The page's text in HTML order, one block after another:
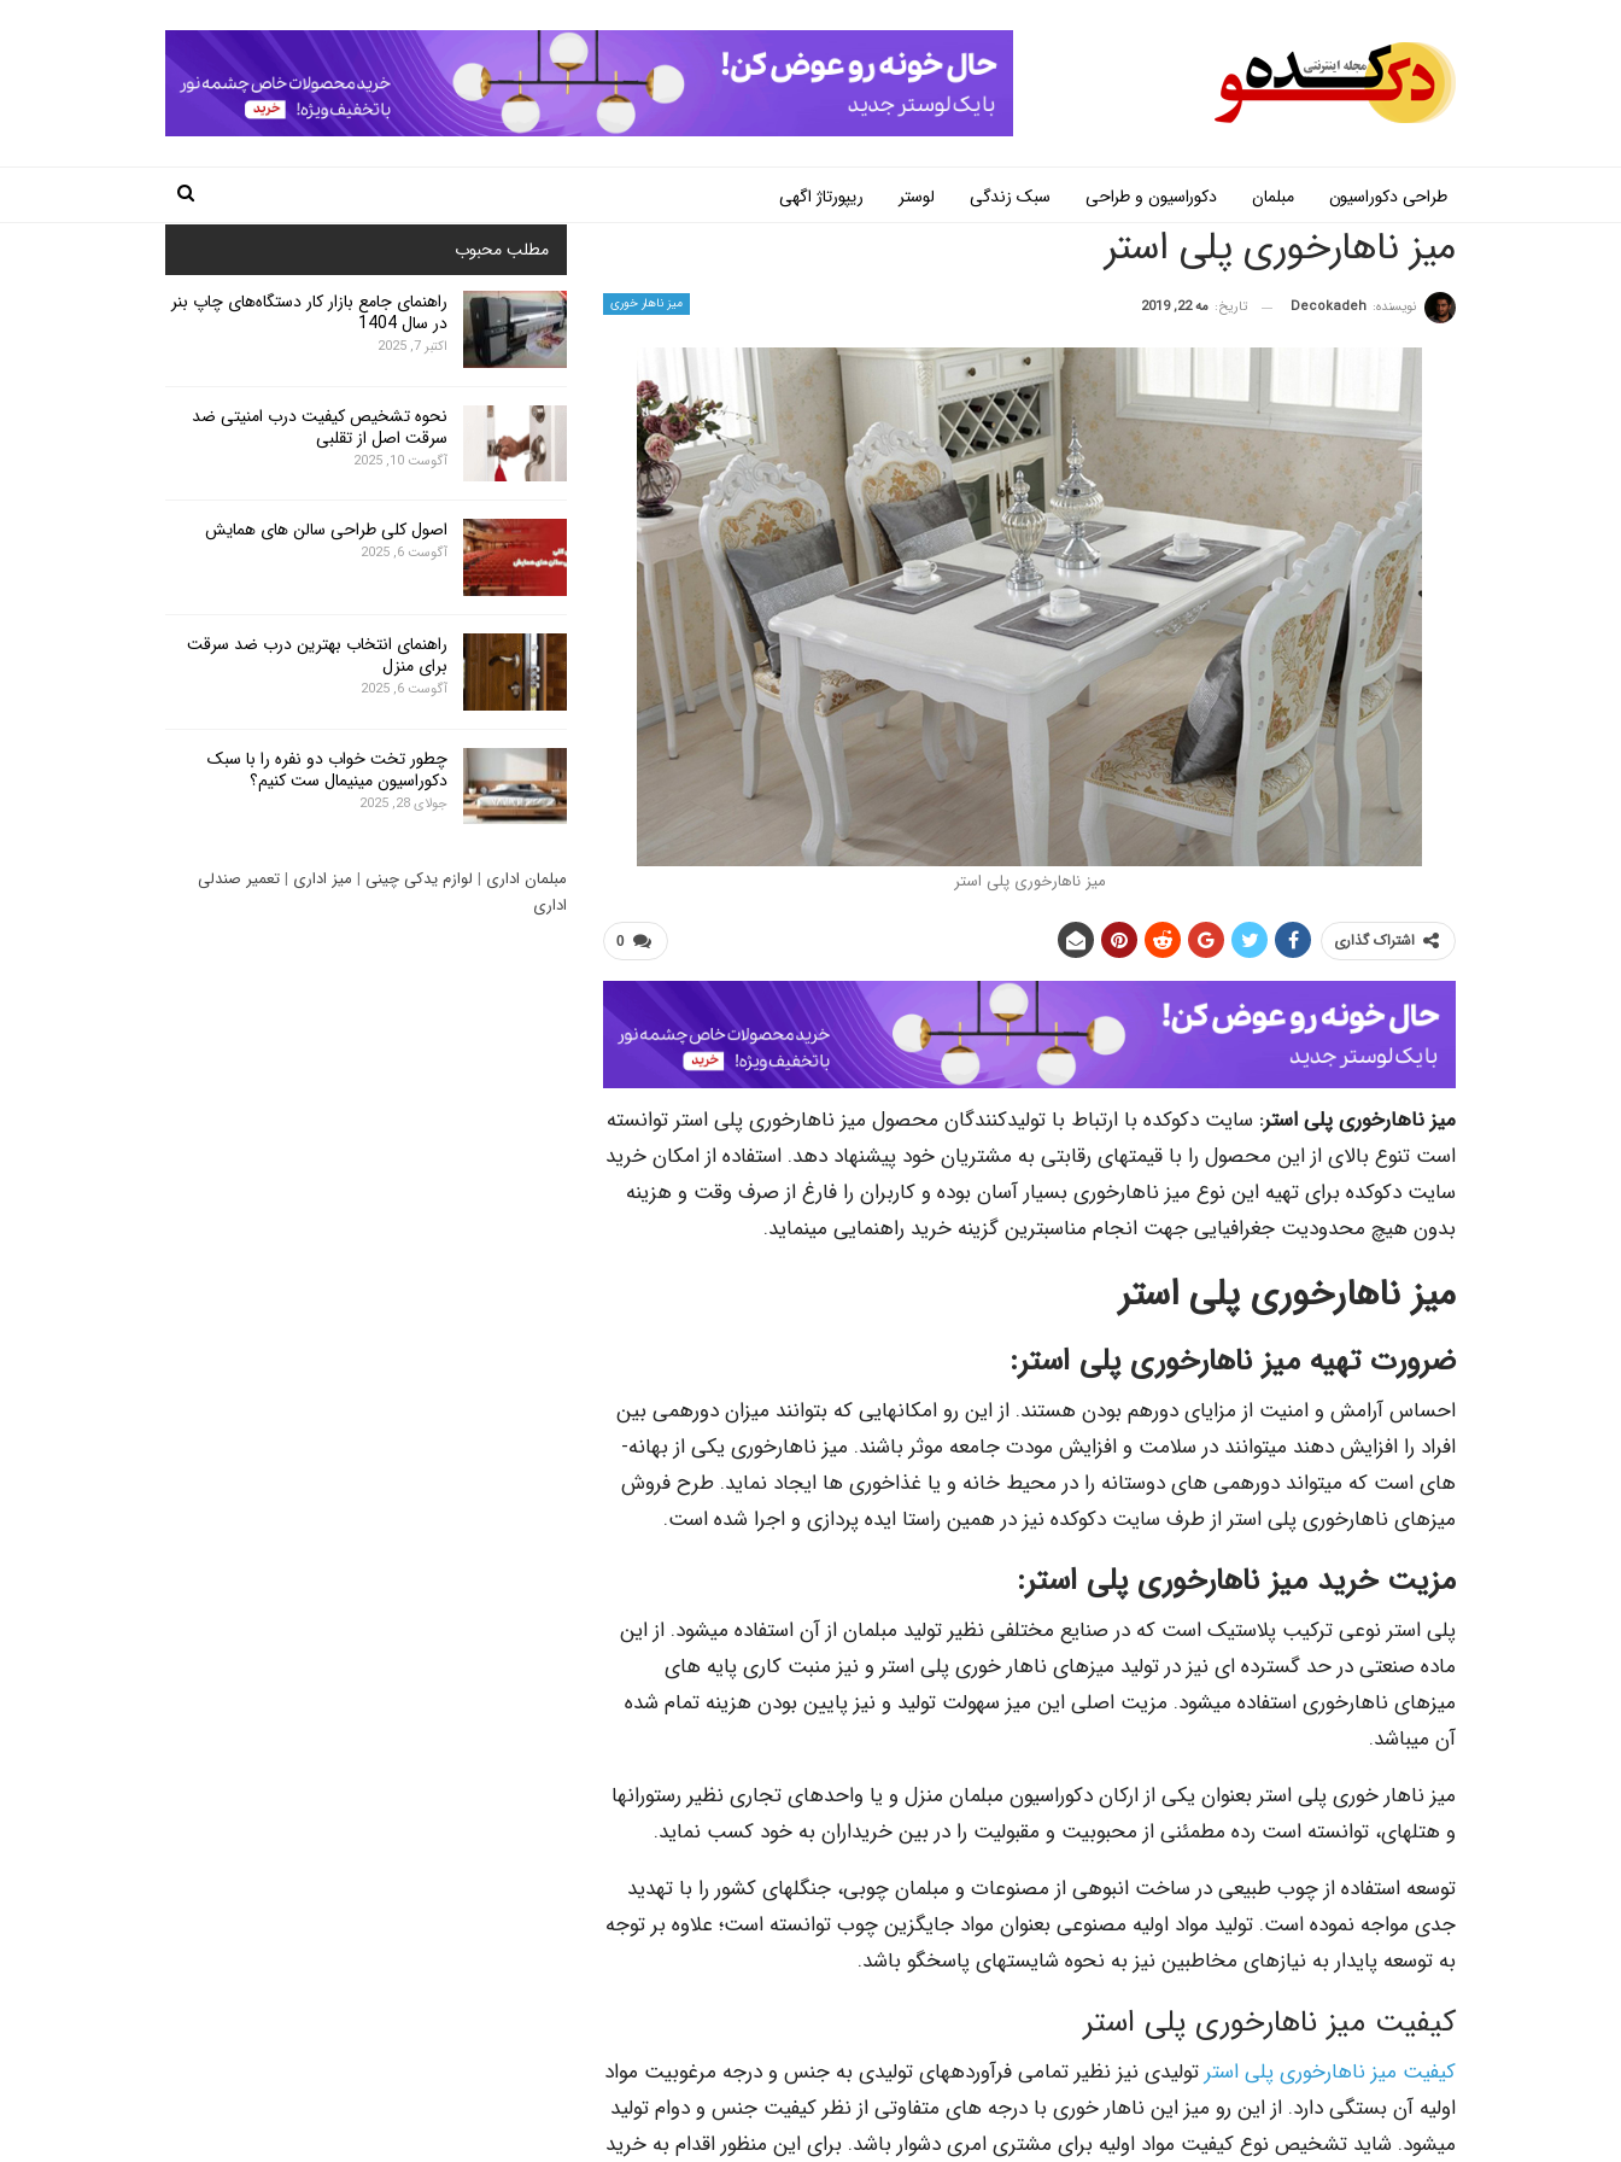
طراحی دکوراسیون مبلمان دکوراسیون و طراحی سبک زندگی لوستر ریپورتاژ اگهی
میز ناهارخوری پلی استر
میز ناهار خوری نویسنده: Decokadeh تاریخ: مه 22, 2019
میز ناهارخوری پلی استر
0 اشتراک گذاری
میز ناهارخوری پلی استر: سایت دکوکده با ارتباط با تولیدکنندگان محصول میز ناهارخوری پلی استر توانسته
است تنوع بالای از این محصول را با قیمتهای رقابتی به مشتریان خود پیشنهاد دهد. استفاده از امکان خرید
سایت دکوکده برای تهیه این نوع میز ناهارخوری بسیار آسان بوده و کاربران را فارغ از صرف وقت و هزینه
بدون هیچ محدودیت جغرافیایی جهت انجام مناسب­ترین گزینه خرید راهنمایی می­نماید.
میز ناهارخوری پلی استر
ضرورت تهیه میز ناهارخوری پلی استر:
احساس آرامش و امنیت از مزایای دورهم بودن هستند. از این رو امکان­هایی که بتوانند میزان دورهمی بین
افراد را افزایش دهند می­توانند در سلامت و افزایش مودت جامعه موثر باشند. میز ناهارخوری یکی از بهانه­
های است که می­تواند دورهمی­ های دوستانه را در محیط خانه و یا غذاخوری­ ها ایجاد نماید. طرح فروش
میزهای ناهارخوری پلی استر از طرف سایت دکو­کده نیز در همین راستا ایده­ پردازی و اجرا شده است.
مزیت خرید میز ناهارخوری پلی استر:
پلی استر نوعی ترکیب پلاستیک است که در صنایع مختلفی نظیر تولید مبلمان از آن استفاده می­شود. از این
ماده صنعتی در حد گسترده ­ای نیز در تولید میزهای ناهار خوری پلی استر و نیز منبت­ کاری پایه­ های
میزهای ناهارخوری استفاده می­شود. مزیت اصلی این میز سهولت تولید و نیز پایین بودن هزینه تمام شده
آن می­باشد.
میز ناهار خوری پلی استر بعنوان یکی از ارکان دکوراسیون مبلمان منزل و یا واحدهای تجاری نظیر رستورانها
و هتلهای، توانسته است رده مطمئنی از محبوبیت و مقبولیت را در بین خریداران به خود کسب نماید.
توسعه استفاده از چوب طبیعی در ساخت انبوهی از مصنوعات و مبلمان چوبی، جنگلهای کشور را با تهدید
جدی مواجه نموده است. تولید مواد اولیه مصنوعی بعنوان مواد جایگزین چوب توانسته است؛ علاوه بر توجه
به توسعه پایدار به نیازهای مخاطبین نیز به نحوه شایسته­ای پاسخ­گو باشد.
کیفیت میز ناهارخوری پلی استر
کیفیت میز ناهارخوری پلی استرتولیدی نیز نظیر تمامی فرآورده­های تولیدی به جنس و درجه مرغوبیت مواد
اولیه آن بستگی دارد. از این رو میز این ناهار خوری با درجه های متفاوتی از نظر کیفیت جنس و دوام تولید
می­شود. شاید تشخیص نوع کیفیت مواد اولیه برای مشتری امری دشوار باشد. برای این منظور اقدام به خرید
مطلب محبوب
راهنمای جامع بازار کار دستگاه‌های چاپ بنر
در سال 1404
اکتبر 7, 2025
نحوه تشخیص کیفیت درب امنیتی ضد
سرقت اصل از تقلبی
آگوست 10, 2025
اصول کلی طراحی سالن های همایش
آگوست 6, 2025
راهنمای انتخاب بهترین درب ضد سرقت
برای منزل
آگوست 6, 2025
چطور تخت خواب دو نفره را با سبک
دکوراسیون مینیمال ست کنیم؟
جولای 28, 2025
مبلمان اداری | لوازم یدکی چینی | میز اداری | تعمیر صندلی
اداری